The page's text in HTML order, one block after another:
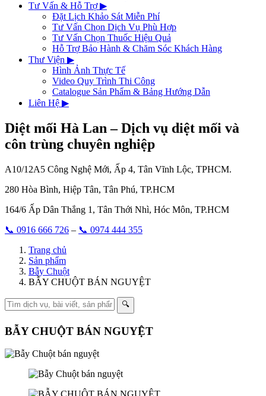
Tư Vấn & Hỗ Trợ▶
Đặt Lịch Khảo Sát Miễn Phí
Tư Vấn Chọn Dịch Vụ Phù Hợp
Tư Vấn Chọn Thuốc Hiệu Quả
Hỗ Trợ Bảo Hành & Chăm Sóc Khách Hàng
Thư Viện ▶
Hình Ảnh Thực Tế
Video Quy Trình Thi Công
Catalogue Sản Phẩm & Bảng Hướng Dẫn
Liên Hệ ▶
Diệt mối Hà Lan – Dịch vụ diệt mối và
côn trùng chuyên nghiệp
A10/12A5 Công Nghệ Mới, Ấp 4, Tân Vĩnh Lộc, TPHCM.
280 Hòa Bình, Hiệp Tân, Tân Phú, TP.HCM
164/6 Ấp Dân Thắng 1, Tân Thới Nhì, Hóc Môn, TP.HCM
📞 0916 666 726 – 📞 0974 444 355
Trang chủ
Sản phẩm
Bẫy Chuột
BẪY CHUỘT BÁN NGUYỆT
🔍
BẪY CHUỘT BÁN NGUYỆT